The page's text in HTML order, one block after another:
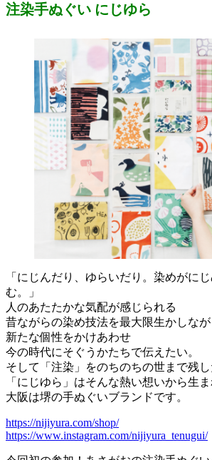
注染手ぬぐい にじゆら
「にじんだり、ゆらいだり。染めがに
む。」
人のあたたかな気配が感じられる
昔ながらの染め技法を最大限生かしなが
新たな個性をかけあわせ
今の時代にそぐうかたちで伝えたい。
そして「注染」をのちのちの世まで残し
「にじゆら」はそんな熱い想いから生
大阪は堺の手ぬぐいブランドです。
https://nijiyura.com/shop/
https://www.instagram.com/nijiyura_tenugui/